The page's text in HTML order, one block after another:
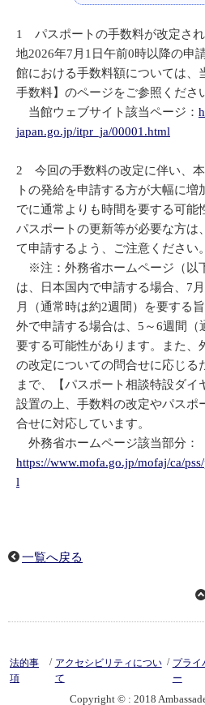
1 パスポートの手数料が改定さ
地2026年7月1日午前0時以降の申
館における手数料額については、
手数料】のページをご参照くださ
当館ウェブサイト該当ページ：
japan.go.jp/itpr_ja/00001.html
2 今回の手数料の改定に伴い、
トの発給を申請する方が大幅に増
でに通常よりも時間を要する可能
パスポートの更新等が必要な方は
て申請するよう、ご注意ください。
※注：外務省ホームページ（以
は、日本国内で申請する場合、7
月（通常時は約2週間）を要する
外で申請する場合は、5～6週間（
要する可能性があります。また、
の改定についての問合せに応じる
まで、【パスポート相談特設ダイ
設置の上、手数料の改定やパスポ
合せに対応しています。
外務省ホームページ該当部分：
https://www.mofa.go.jp/mofaj/ca/
l
一覧へ戻る
法的事
項
/ アクセシビリティについ
て
/ プライ
ー
Copyright © : 2018